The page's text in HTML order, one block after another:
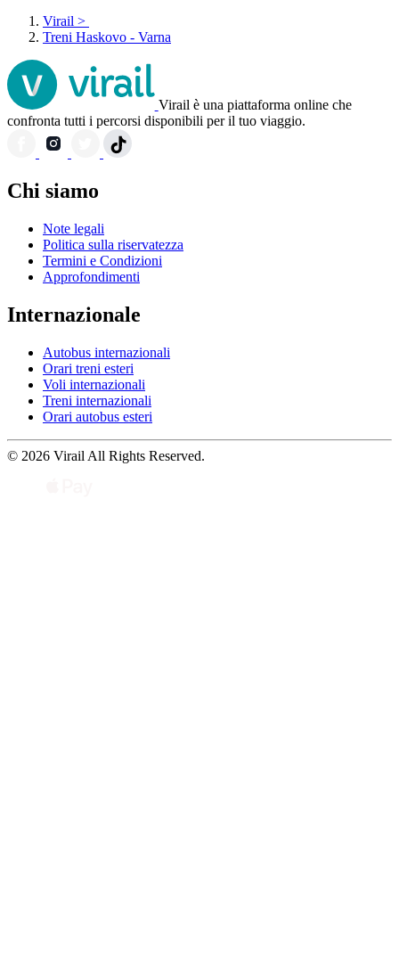
Virail >
Treni Haskovo - Varna
Virail è una piattaforma online che
confronta tutti i percorsi disponibili per il tuo viaggio.
Chi siamo
Note legali
Politica sulla riservatezza
Termini e Condizioni
Approfondimenti
Internazionale
Autobus internazionali
Orari treni esteri
Voli internazionali
Treni internazionali
Orari autobus esteri
© 2026 Virail All Rights Reserved.